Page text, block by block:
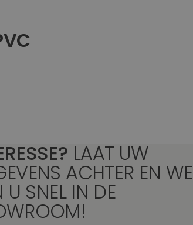
LAAT UW
ACHTER EN WE
U SNEL IN DE